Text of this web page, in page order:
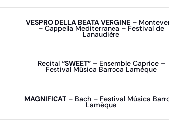
VESPRO DELLA BEATA VERGINE –
– Cappella Mediterranea – Festival de
Lanaudière
Recital “SWEET”– Ensemble Caprice –
Festival Música Barroca Lamèque
MAGNIFICAT – Bach – Festival Música
Lamèque